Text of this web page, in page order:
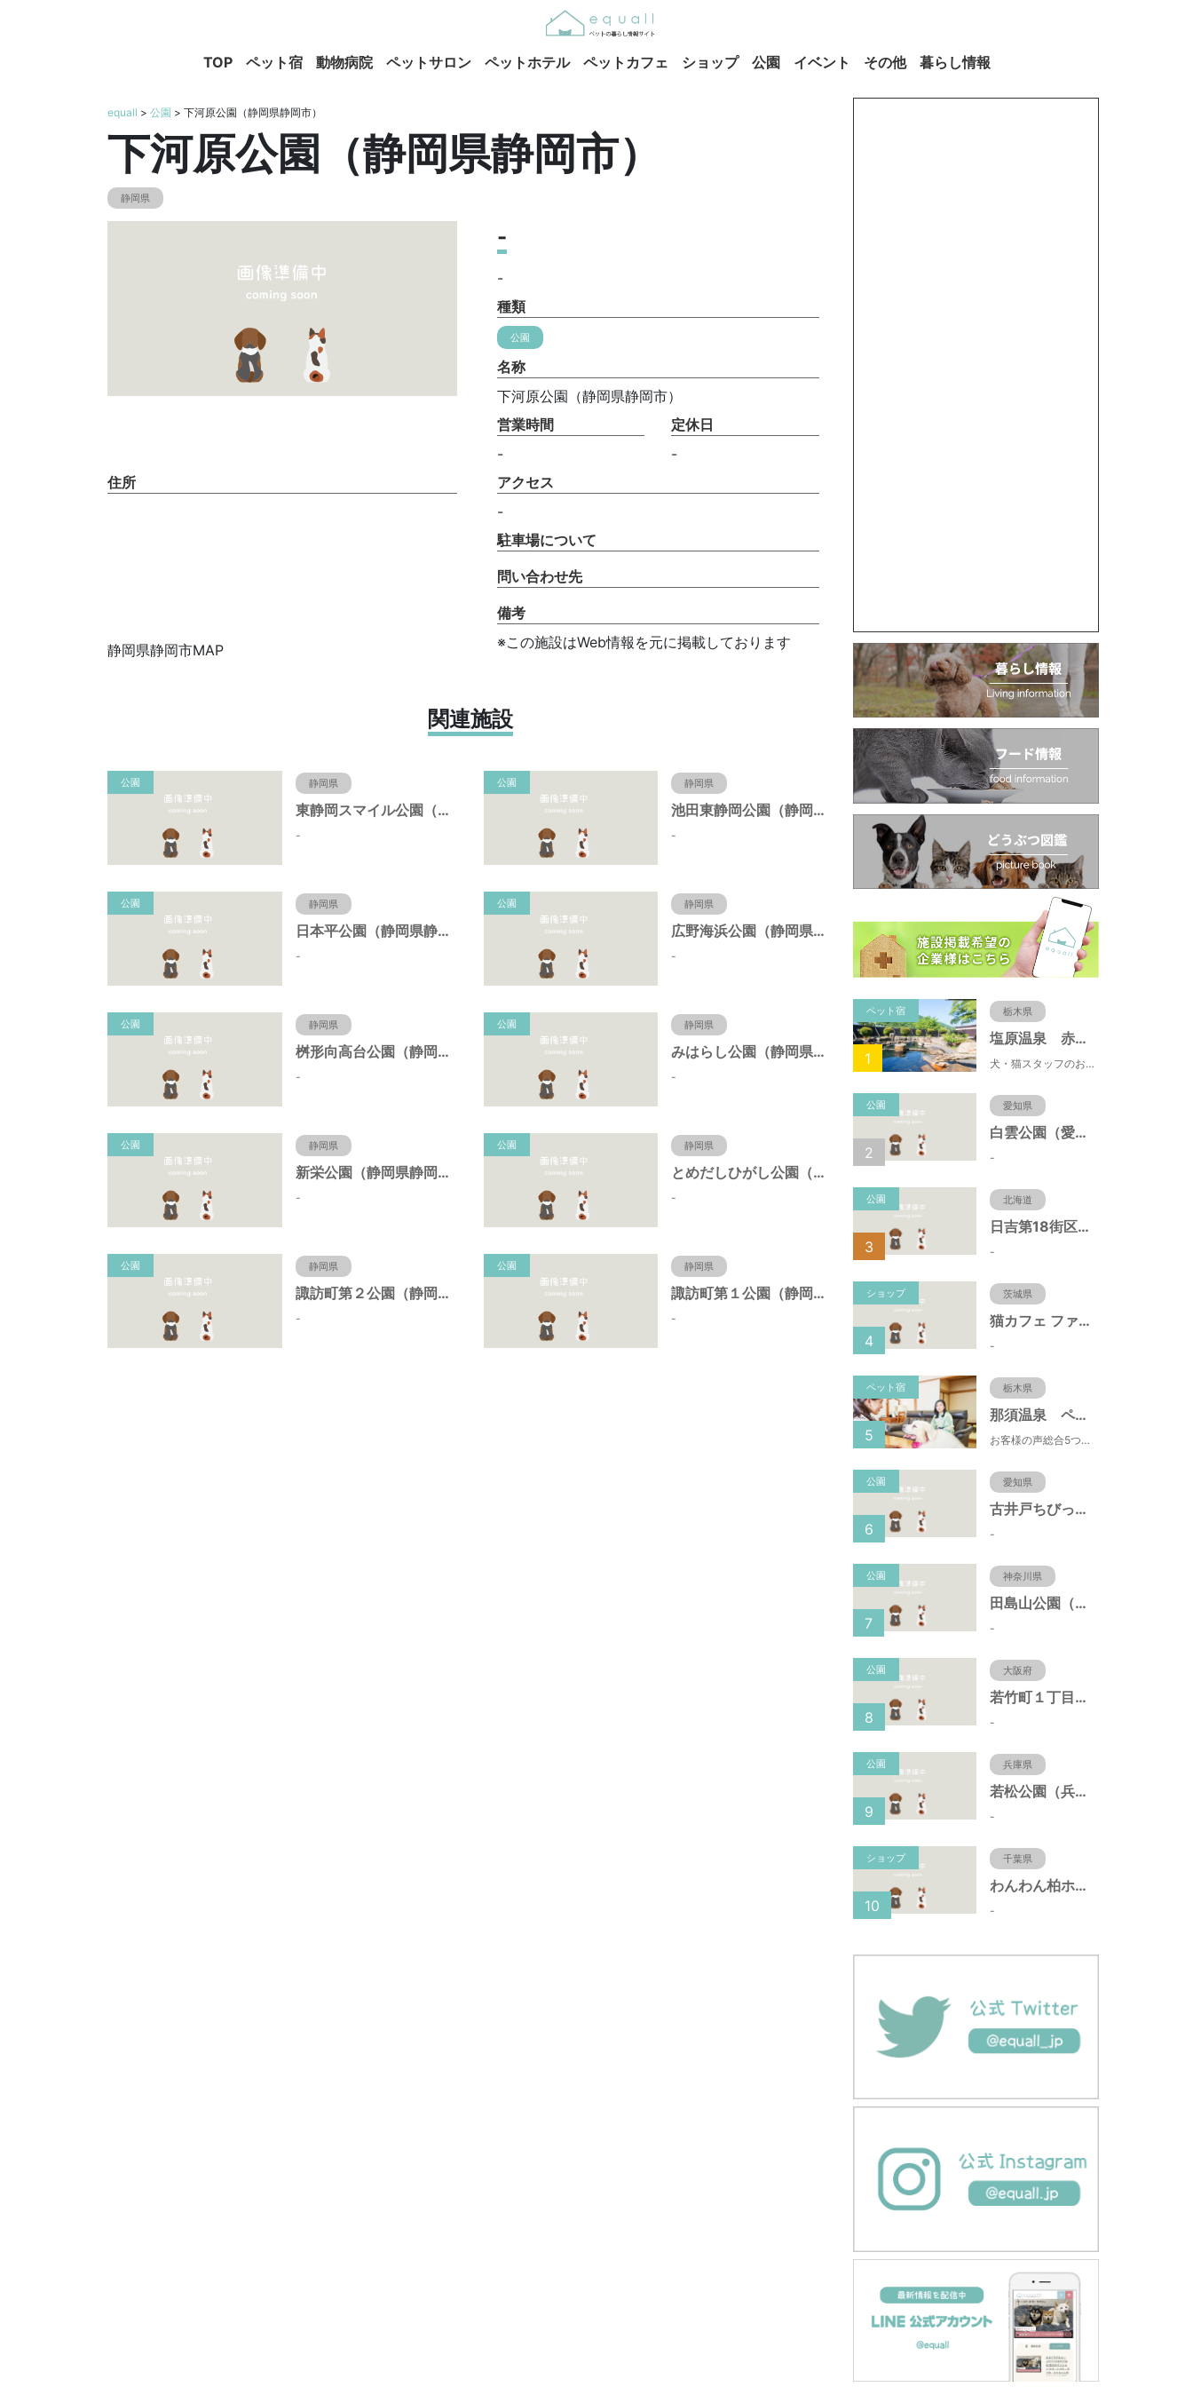
TOP ペット宿 動物病院 ペットサロン ペットホテル ペットカフェ ショップ 公園 イベント その他 暮らし情報
equall > 公園 > 下河原公園（静岡県静岡市）
下河原公園（静岡県静岡市）
静岡県
-
-
種類
公園
名称
下河原公園（静岡県静岡市）
営業時間
-
定休日
-
住所
静岡県静岡市MAP
アクセス
-
駐車場について
問い合わせ先
備考
※この施設はWeb情報を元に掲載しております
関連施設
公園 静岡県
東静岡スマイル公園（静岡県静岡市）
-
公園 静岡県
池田東静岡公園（静岡県静岡市）
-
公園 静岡県
日本平公園（静岡県静岡市）
-
公園 静岡県
広野海浜公園（静岡県静岡市）
-
公園 静岡県
桝形向高台公園（静岡県静岡市）
-
公園 静岡県
みはらし公園（静岡県静岡市）
-
公園 静岡県
新栄公園（静岡県静岡市）
-
公園 静岡県
とめだしひがし公園（静岡県静岡市）
-
公園 静岡県
諏訪町第２公園（静岡県静岡市）
-
公園 静岡県
諏訪町第１公園（静岡県静岡市）
-
ペット宿 栃木県
塩原温泉 赤沢温泉旅館
犬・猫スタッフのおもてニャしが魅力のひとつ♪大自然に囲まれた隠れ家的宿で癒やしの休日を。
1
公園 愛知県
白雲公園（愛知県名古屋市）
-
2
公園 北海道
日吉第18街区公園（北海道函館市）
-
3
ショップ 茨城県
猫カフェ ファミリーズ
-
4
ペット宿 栃木県
那須温泉 ペット＆スパホテル 那須ワン
お客様の声総合5つ星■1日限定４組貸切風呂■室内ドッグランあり♪
5
公園 愛知県
古井戸ちびっ子広場（愛知県大府市）
-
6
公園 神奈川県
田島山公園（神奈川県藤沢市）
-
7
公園 大阪府
若竹町１丁目第３公園（大阪府豊中市）
-
8
公園 兵庫県
若松公園（兵庫県神戸市）
-
9
ショップ 千葉県
わんわん柏ホームビレッジ（老犬ホーム・老犬ホテル）
-
10